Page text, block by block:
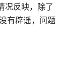
况反映，除了
有辟谣，问题